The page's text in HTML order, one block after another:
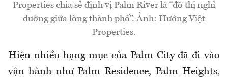
Properties chia sẻ định vị Palm River là “đô thị nghỉ
dưỡng giữa lòng thành phố”. Ảnh: Hướng Việt
Properties.
Hiện nhiều hạng mục của Palm City đã đi vào
vận hành như Palm Residence, Palm Heights,